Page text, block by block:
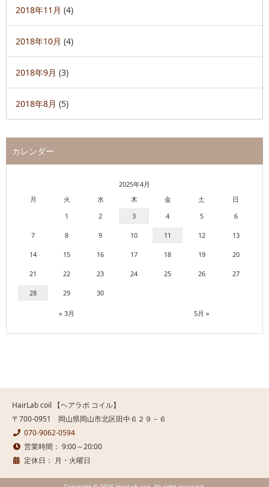
2018年11月 (4)
2018年10月 (4)
2018年9月 (3)
2018年8月 (5)
カレンダー
2025年4月
月
火 水 木 金 土 日
« 3月 5月 »
1 2 3 4 5 6
7 8 9 10 11 12 13
14 15 16 17 18 19 20
21 22 23 24 25 26 27
28 29 30
HairLab coil 【ヘアラボ コイル】
〒700-0951 岡山県岡山市北区田中６２９－６
070-9062-0594
営業時間： 9:00～20:00
定休日： 月・火曜日